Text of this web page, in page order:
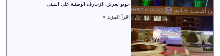
جوبو لعرض الزخارف الوطنية على المبنى.
اقرأ المزيد >